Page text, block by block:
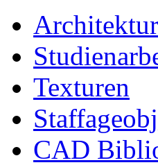
Texturen
CAD